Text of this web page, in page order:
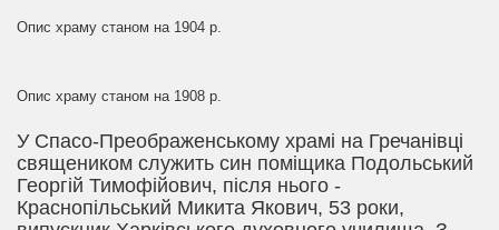
Опис храму станом на 1904 р.
Опис храму станом на 1908 р.
У Спасо-Преображенському храмі на Гречанівці
священиком служить син поміщика Подольський
Георгій Тимофійович, після нього -
Краснопільський Микита Якович, 53 роки,